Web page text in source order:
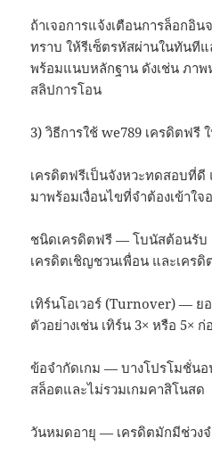
ถ้าเจอการแจ้งเตือนการล็อกอิ
ทราบ ให้รีเซ็ตรหัสผ่านในทันที
พร้อมแนบหลักฐาน ดังเช่น ภาพ
สลิปการโอน
3) วิธีการใช้ we789 เครดิตฟรี
เครดิตฟรีเป็นจังหวะทดสอบที่
มาพร้อมเงื่อนไขที่จำต้องเข้าใจ
ชนิดเครดิตฟรี — โบนัสต้อนรับ
เครดิตเชิญชวนเพื่อน และเครดิ
เทิร์นโอเวอร์ (Turnover) — ย
ตัวอย่างเช่น เทิร์น 3× หรือ 5×
ข้อจำกัดเกม — บางโปรโมชั่นอ
สล็อตและไม่รวมเกมคาสิโนสด
วันหมดอายุ — เครดิตมักมีช่วง